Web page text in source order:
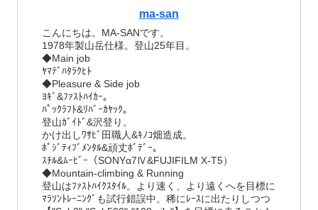
ma-san
こんにちは。MA-SANです。
1978年製山岳仕様。登山25年目。
◆Main job
ﾔﾏﾃﾞﾊﾀﾗｸﾋﾄ
◆Pleasure & Side job
ﾖｷﾞ&ﾌｧｽﾄﾊｲｶｰ。
ﾊﾟｯｸﾗﾌﾄ&ﾘﾊﾞｰｶﾔｯｸ。
登山ｶﾞｲﾄﾞ&沢登り。
かけ出しﾜｻﾋﾞ田職人&ｷﾉｺ畑造成。
ﾎﾟｼﾞﾃｨﾌﾞﾒﾝﾀﾙ&頑丈ﾎﾞﾃﾞｰ。
ｽﾁﾙ&ﾑｰﾋﾞｰ（SONYα7Ⅳ&FUJIFILM X-T5）
◆Mountain-climbing & Running
登山はﾌｧｽﾄﾊｲｸｽﾀｲﾙ。より速く、より遠くへを目標に
ﾏﾗｿﾝﾄﾚｰﾆﾝｸﾞも試行錯誤中。稀にﾚｰｽに出たりしつつ